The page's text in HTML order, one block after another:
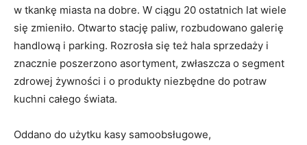
w tkankę miasta na dobre. W ciągu 20 ostatnich lat wiele
się zmieniło. Otwarto stację paliw, rozbudowano galerię
handlową i parking. Rozrosła się też hala sprzedaży i
znacznie poszerzono asortyment, zwłaszcza o segment
zdrowej żywności i o produkty niezbędne do potraw
kuchni całego świata.
Oddano do użytku kasy samoobsługowe,